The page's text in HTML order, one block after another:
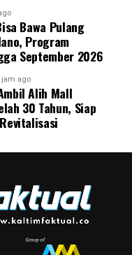
Bawa Pulang
Program
September 2026
jam ago
Alih Mall
30 Tahun, Siap